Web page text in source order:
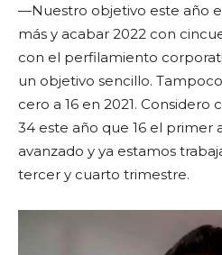
—Nuestro objetivo este año
más y acabar 2022 con
con el perfilamiento
un objetivo sencillo.
cero a 16 en 2021. Considero
34 este año que 16 el primer
avanzado y ya estamos
tercer y cuarto trimestre.